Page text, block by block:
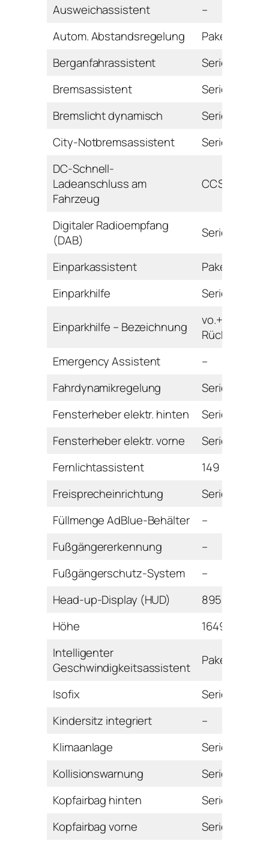
Ausweichassistent
–
Autom. Abstandsregelung
Paket
Berganfahrassistent
Serie
Bremsassistent
Serie
Bremslicht dynamisch
Serie
City-Notbremsassistent
Serie
DC-Schnell-
Ladeanschluss am
Fahrzeug
CCS
Digitaler Radioempfang
(DAB)
Serie
Einparkassistent
Paket
Einparkhilfe
Serie
Einparkhilfe – Bezeichnung
vo.+hi. mit
Emergency Assistent
–
Fahrdynamikregelung
Serie
Fensterheber elektr. hinten
Serie
Fensterheber elektr. vorne
Serie
Fernlichtassistent
149 Euro
Freisprecheinrichtung
Serie
Füllmenge AdBlue-Behälter
–
Fußgängererkennung
–
Fußgängerschutz-System
–
Head-up-Display (HUD)
895 Euro
Höhe
1649 mm
Intelligenter
Geschwindigkeitsassistent
Paket
Isofix
Serie
Kindersitz integriert
–
Klimaanlage
Serie
Kollisionswarnung
Serie
Kopfairbag hinten
Serie
Kopfairbag vorne
Serie